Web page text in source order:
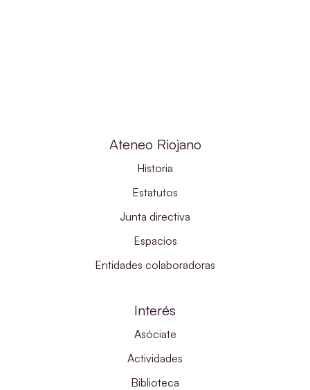
Ateneo Riojano
Historia
Estatutos
Junta directiva
Espacios
Entidades colaboradoras
Interés
Asóciate
Actividades
Biblioteca